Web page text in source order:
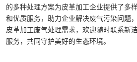
的多种处理方案为皮革加工企业提供了多
和优质服务，助力企业解决废气污染问题
皮革加工废气处理需求，欢迎随时联系新
服务，共同守护美好的生态环境。